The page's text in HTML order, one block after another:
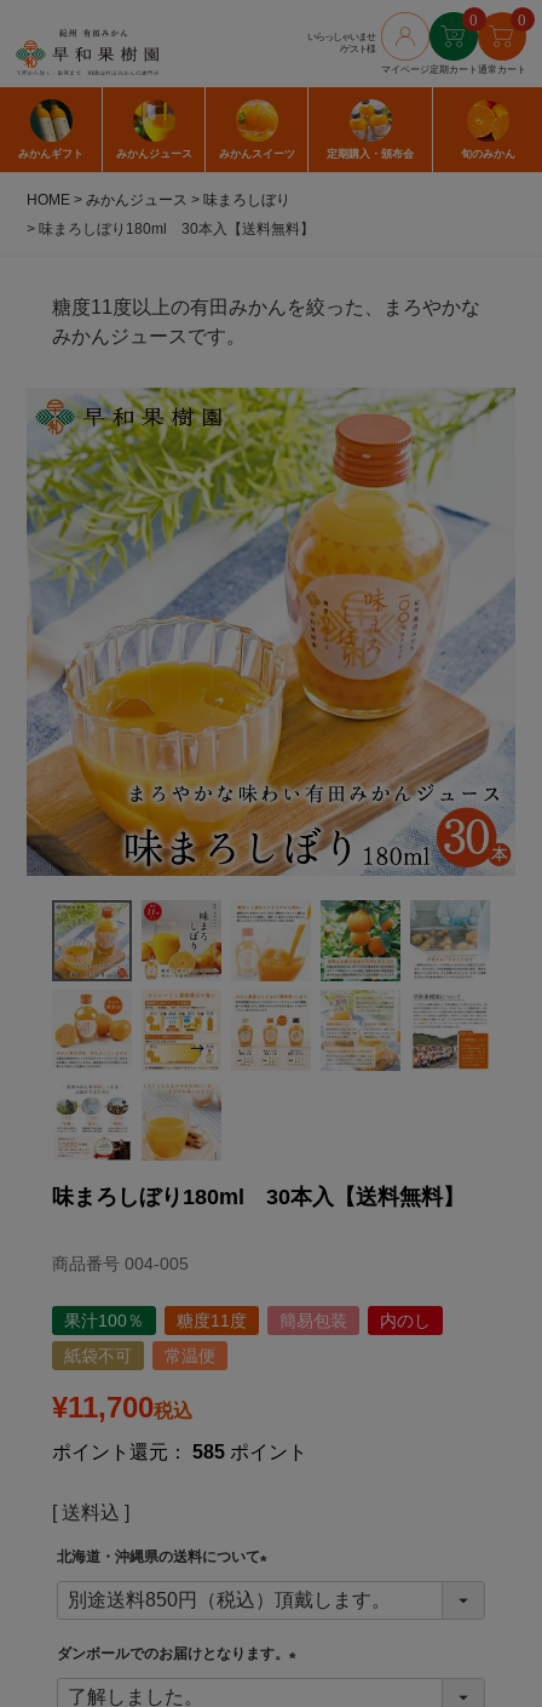
いらっしゃいませ
/ゲスト様
マイページ
0
定期カート
0
通常カート
みかんギフト みかんジュース みかんスイーツ 定期購入 ・頒布会 旬のみかん
HOME みかんジュース
味まろしぼり
味まろしぼり180ml 30本入【送料無料】
糖度11度以上の有田みかんを絞った、まろやかな
みかんジュースです。
味まろしぼり180ml 30本入【送料無料】
商品番号 004-005
果汁100％ 糖度11度 簡易包装
内のし
紙袋不可
常温便
¥11,700税込
ポイント還元：
585 ポイント
送料込
北海道・沖縄県の送料について
(
必
須
)
ダンボールでのお届けとなります。